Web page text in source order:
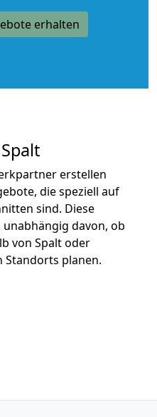
erhalten
erstellen
die speziell auf
sind. Diese
davon, ob
von Spalt oder
Standorts planen.